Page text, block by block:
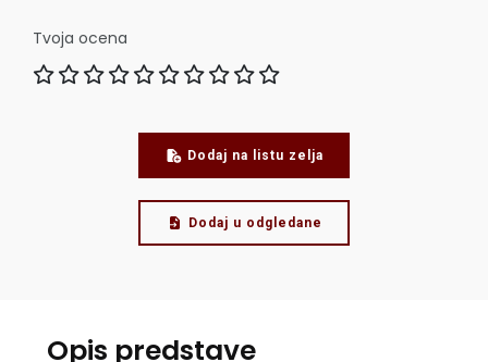
Tvoja ocena
Dodaj na listu zelja
Dodaj u odgledane
Opis predstave